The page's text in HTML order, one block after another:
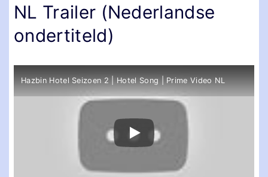
NL Trailer (Nederlandse
ondertiteld)
Hazbin Hotel Seizoen 2 | Hotel Song | Prime Video NL